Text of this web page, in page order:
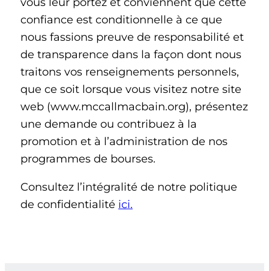
confiance est conditionnelle à ce que
nous fassions preuve de responsabilité et
de transparence dans la façon dont nous
traitons vos renseignements personnels,
que ce soit lorsque vous visitez notre site
web (www.mccallmacbain.org), présentez
une demande ou contribuez à la
promotion et à l’administration de nos
programmes de bourses.
Consultez l’intégralité de notre politique
de confidentialité ici.